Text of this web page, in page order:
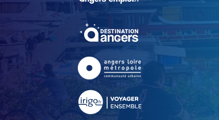
, Ouvre une nouvelle
, Ouvre une nouvelle